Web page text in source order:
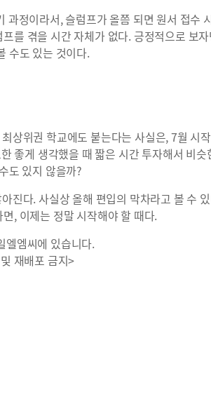
과정이라서, 슬럼프가 올쯤 되면 원서 접수
를 겪을 시간 자체가 없다. 긍정적으로 보
수도 있는 것이다.
상위권 학교에도 붙는다는 사실은, 7월 시
좋게 생각했을 때 짧은 시간 투자해서 비
도 있지 않을까?
진다. 사실상 올해 편입의 막차라고 볼 수
, 이제는 정말 시작해야 할 때다.
엘엠씨에 있습니다.
재배포 금지>